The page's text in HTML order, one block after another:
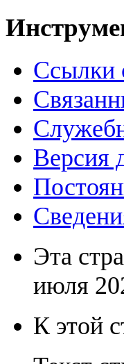
Ссылки
Версия
Эта
июля
К этой